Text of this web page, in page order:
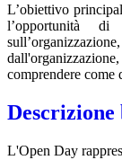
L’obiettivo
l’opportunità
comprendere come
Descrizione
L'Open Day